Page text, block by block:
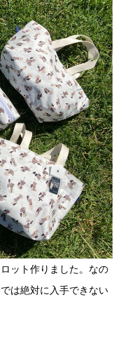
ット作りました。なの
は絶対に入手できない